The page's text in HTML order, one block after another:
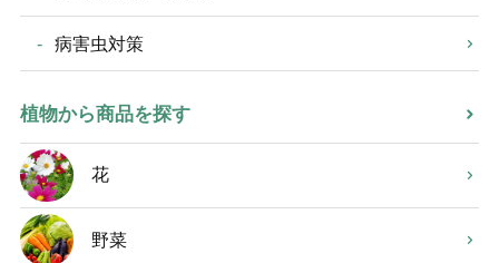
病害虫対策
植物から商品を探す
花
野菜